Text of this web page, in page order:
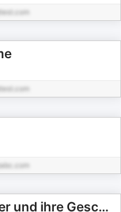
Serienkiller - Mörder und ihre Geschichten